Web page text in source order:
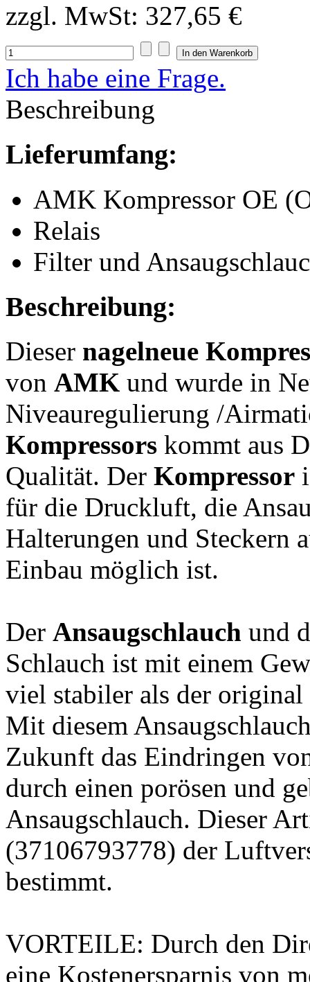
zzgl. MwSt: 327,65 €
Ich habe eine Frage.
Beschreibung
Lieferumfang:
AMK Kompressor OE
Relais
Filter und
Beschreibung:
Dieser nagelneue
von AMK und wurde in
Niveauregulierung /
Kompressors kommt aus
Qualität. Der Kompressor
für die Druckluft, die
Halterungen und Steckern
Einbau möglich ist.
Der Ansaugschlauch und
Schlauch ist mit einem
viel stabiler als der
Mit diesem
Zukunft das Eindringen
durch einen porösen und
Ansaugschlauch. Dieser
(37106793778) der
bestimmt.
VORTEILE: Durch den
eine Kostenersparnis von